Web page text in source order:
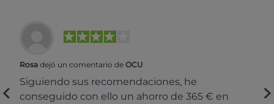
Rosa dejó un comentario de OCU
Siguiendo sus recomendaciones, he
conseguido con ello un ahorro de 365 € en